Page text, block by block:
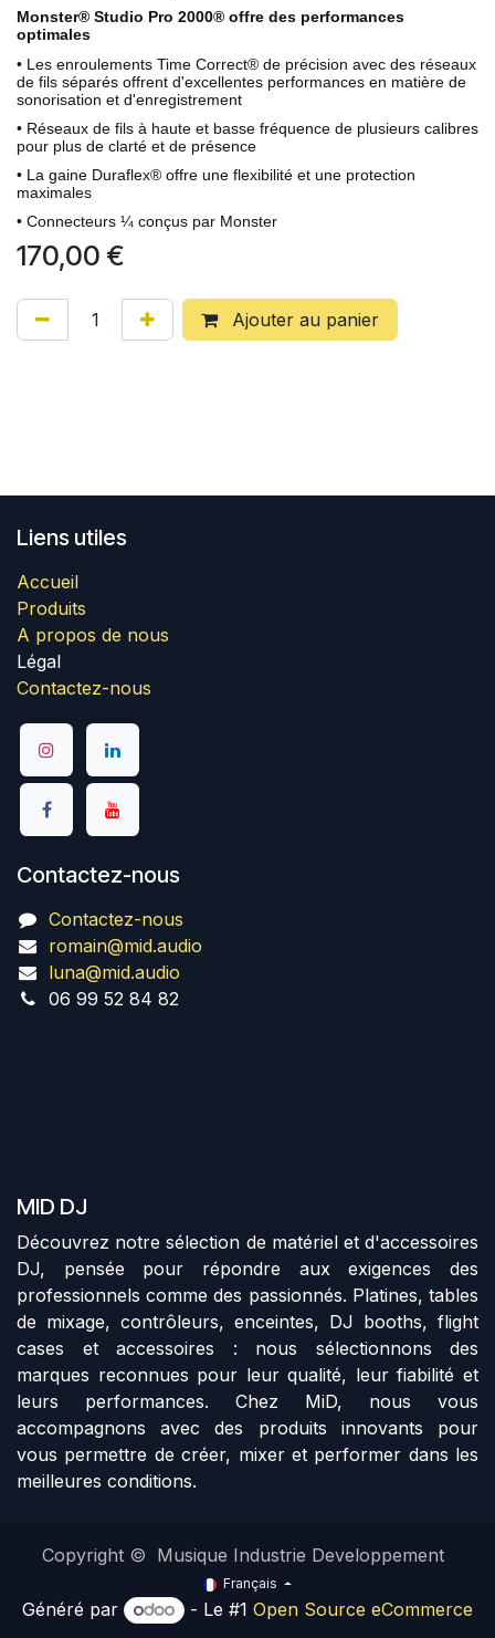
Monster® Studio Pro 2000® offre des performances
optimales
• Les enroulements Time Correct® de précision avec des réseaux
de fils séparés offrent d'excellentes performances en matière de
sonorisation et d'enregistrement
• Réseaux de fils à haute et basse fréquence de plusieurs calibres
pour plus de clarté et de présence
• La gaine Duraflex® offre une flexibilité et une protection
maximales
• Connecteurs ¼ conçus par Monster
170,00 €
Ajouter au panier
Liens utiles
Accueil
Produits
A propos de nous
Légal
Contactez-nous
Contactez-nous
Contactez-nous
romain@mid.audio
luna@mid.audio
06 99 52 84 82
MID DJ
Découvrez notre sélection de matériel et d'accessoires
DJ, pensée pour répondre aux exigences des
professionnels comme des passionnés. Platines, tables
de mixage, contrôleurs, enceintes, DJ booths, flight
cases et accessoires : nous sélectionnons des
marques reconnues pour leur qualité, leur fiabilité et
leurs performances. Chez MiD, nous vous
accompagnons avec des produits innovants pour
vous permettre de créer, mixer et performer dans les
meilleures conditions.
Copyright © Musique Industrie Developpement
Français
Généré par - Le #1 Open Source eCommerce